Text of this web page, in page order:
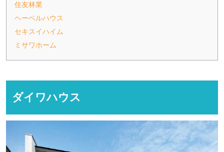
住友林業
ヘーベルハウス
セキスイハイム
ミサワホーム
ダイワハウス